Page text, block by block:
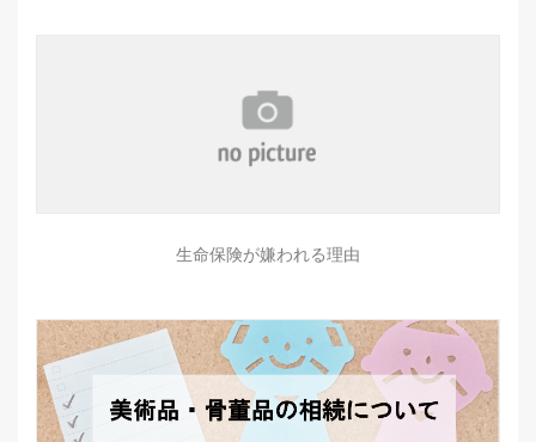
生命保険が嫌われる理由